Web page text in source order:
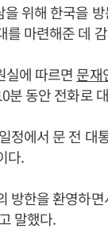
위해 한국을
마련해준 데
실에 따르면 문재
분 동안 전화로
정에서 문 전 대
다.
방한을 환영하
말했다.